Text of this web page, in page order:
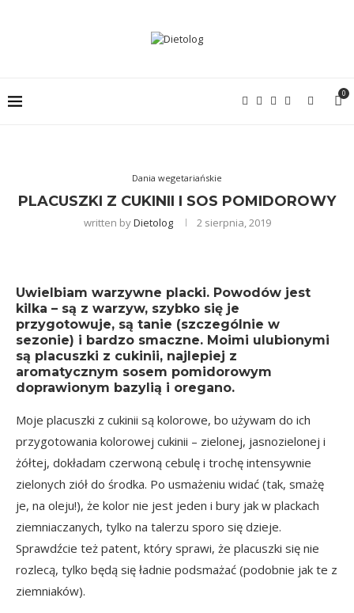
0
Dania wegetariańskie
PLACUSZKI Z CUKINII I SOS POMIDOROWY
written byDietolog 2 sierpnia, 2019
Uwielbiam warzywne placki. Powodów jest
kilka – są z warzyw, szybko się je
przygotowuje, są tanie (szczególnie w
sezonie) i bardzo smaczne. Moimi ulubionymi
są placuszki z cukinii, najlepiej z
aromatycznym sosem pomidorowym
doprawionym bazylią i oregano.
Moje placuszki z cukinii są kolorowe, bo używam do ich
przygotowania kolorowej cukinii – zielonej, jasnozielonej i
żółtej, dokładam czerwoną cebulę i trochę intensywnie
zielonych ziół do środka. Po usmażeniu widać (tak, smażę
je, na oleju!), że kolor nie jest jeden i bury jak w plackach
ziemniaczanych, tylko na talerzu sporo się dzieje.
Sprawdźcie też patent, który sprawi, że placuszki się nie
rozlecą, tylko będą się ładnie podsmażać (podobnie jak te z
ziemniaków).